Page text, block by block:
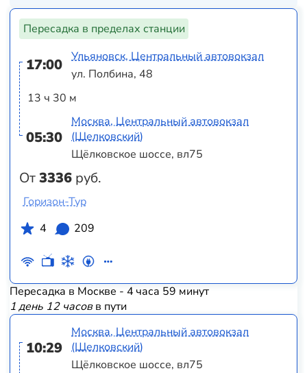
Пересадка в пределах станции
17:00
13 ч 30 м
05:30
От3336 руб.
Ульяновск, Центральный автовокзал
ул. Полбина, 48
Москва, Центральный автовокзал
(Щелковский)
Щёлковское шоссе, вл75
Горизон-Тур
4
209
Пересадка в Москве - 4 часа 59 минут
1 день 12 часовв пути
10:29
Москва, Центральный автовокзал
(Щелковский)
Щёлковское шоссе, вл75